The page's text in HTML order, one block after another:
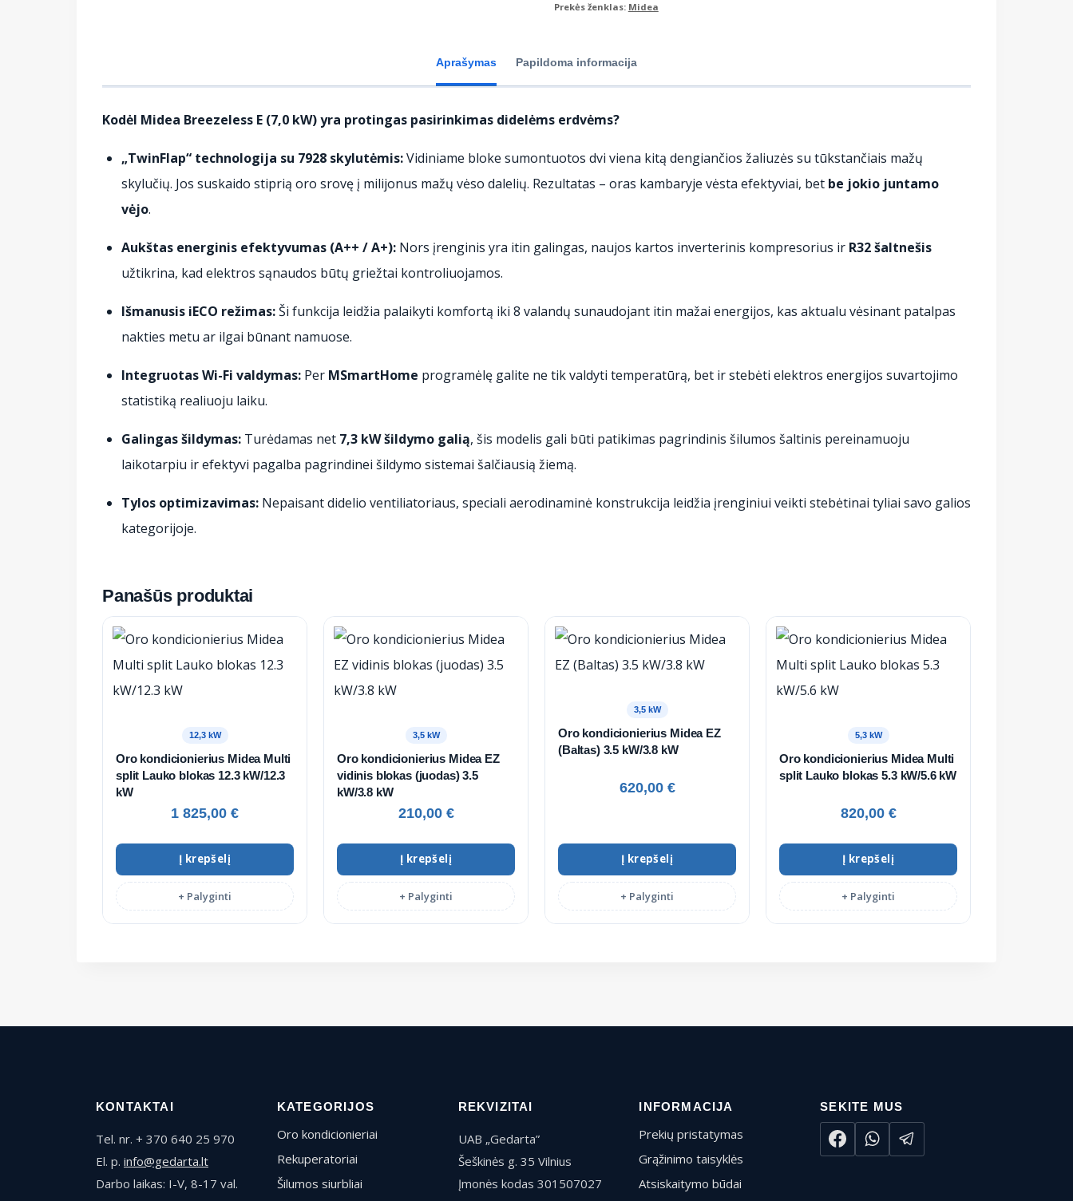
Prekės ženklas: Midea
Aprašymas Papildoma informacija
Kodėl Midea Breezeless E (7,0 kW) yra protingas pasirinkimas didelėms erdvėms?
„TwinFlap“ technologija su 7928 skylutėmis:Vidiniame bloke sumontuotos dvi viena kitą dengiančios žaliuzės su tūkstančiais mažų
skylučių. Jos suskaido stiprią oro srovę į milijonus mažų vėso dalelių. Rezultatas – oras kambaryje vėsta efektyviai, bet be jokio juntamo
vėjo.
Aukštas energinis efektyvumas (A++ / A+): Nors įrenginis yra itin galingas, naujos kartos inverterinis kompresorius ir R32 šaltnešis
užtikrina, kad elektros sąnaudos būtų griežtai kontroliuojamos.
Išmanusis iECO režimas:Ši funkcija leidžia palaikyti komfortą iki 8 valandų sunaudojant itin mažai energijos, kas aktualu vėsinant patalpas
nakties metu ar ilgai būnant namuose.
Integruotas Wi-Fi valdymas: Per MSmartHome programėlę galite ne tik valdyti temperatūrą, bet ir stebėti elektros energijos suvartojimo
statistiką realiuoju laiku.
Galingas šildymas: Turėdamas net 7,3 kW šildymo galią, šis modelis gali būti patikimas pagrindinis šilumos šaltinis pereinamuoju
laikotarpiu ir efektyvi pagalba pagrindinei šildymo sistemai šalčiausią žiemą.
Tylos optimizavimas: Nepaisant didelio ventiliatoriaus, speciali aerodinaminė konstrukcija leidžia įrenginiui veikti stebėtinai tyliai savo galios
kategorijoje.
Panašūs produktai
12,3 kW
Oro kondicionierius Midea Multi
split Lauko blokas 12.3 kW/12.3
kW
1 825,00 €
Į krepšelį
+ Palyginti
3,5 kW
Oro kondicionierius Midea EZ
vidinis blokas (juodas) 3.5
kW/3.8 kW
210,00 €
Į krepšelį
+ Palyginti
3,5 kW
Oro kondicionierius Midea EZ
(Baltas) 3.5 kW/3.8 kW
620,00 €
Į krepšelį
+ Palyginti
5,3 kW
Oro kondicionierius Midea Multi
split Lauko blokas 5.3 kW/5.6 kW
820,00 €
Į krepšelį
+ Palyginti
KONTAKTAI
Tel. nr. + 370 640 25 970
El. p. info@gedarta.lt
Darbo laikas: I-V, 8-17 val.
KATEGORIJOS
Oro kondicionieriai
Rekuperatoriai
Šilumos siurbliai
REKVIZITAI
UAB „Gedarta”
Šeškinės g. 35 Vilnius
Įmonės kodas 301507027
INFORMACIJA
Prekių pristatymas
Grąžinimo taisyklės
Atsiskaitymo būdai
SEKITE MUS